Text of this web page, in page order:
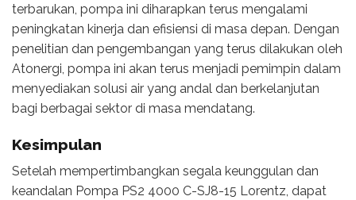
terbarukan, pompa ini diharapkan terus mengalami
peningkatan kinerja dan efisiensi di masa depan. Dengan
penelitian dan pengembangan yang terus dilakukan oleh
Atonergi, pompa ini akan terus menjadi pemimpin dalam
menyediakan solusi air yang andal dan berkelanjutan
bagi berbagai sektor di masa mendatang.
Kesimpulan
Setelah mempertimbangkan segala keunggulan dan
keandalan Pompa PS2 4000 C-SJ8-15 Lorentz, dapat